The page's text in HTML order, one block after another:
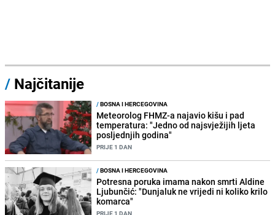
/ Najčitanije
/BOSNA I HERCEGOVINA
Meteorolog FHMZ-a najavio kišu i pad
temperatura: "Jedno od najsvježijih ljeta
posljednjih godina"
PRIJE 1 DAN
/BOSNA I HERCEGOVINA
Potresna poruka imama nakon smrti Aldine
Ljubunčić: "Dunjaluk ne vrijedi ni koliko krilo
komarca"
PRIJE 1 DAN